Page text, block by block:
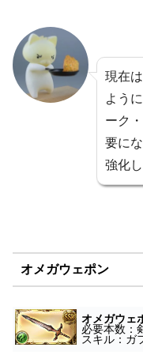
現在
よう
ーク
要に
強化
オメガウェポン
オメガウェ
必要本数：
スキル：ガ